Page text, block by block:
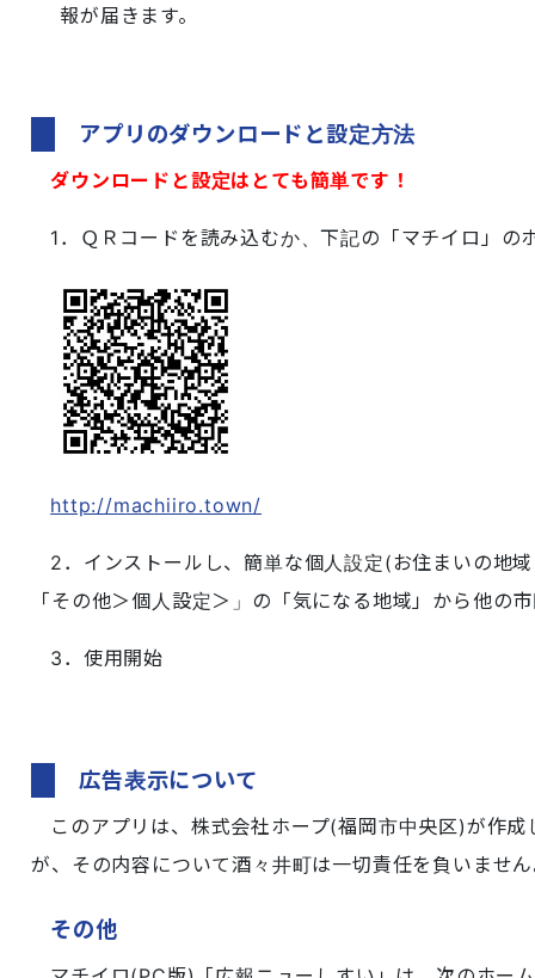
報が届きます。
アプリのダウンロードと設定方法
ダウンロードと設定はとても簡単です！
1．ＱＲコードを読み込むか、下記の「マチイロ」
http://machiiro.town/
2．インストールし、簡単な個人設定(お住まいの地
「その他＞個人設定＞」の「気になる地域」から他の
3．使用開始
広告表示について
このアプリは、株式会社ホープ(福岡市中央区)が作
が、その内容について酒々井町は一切責任を負いませ
その他